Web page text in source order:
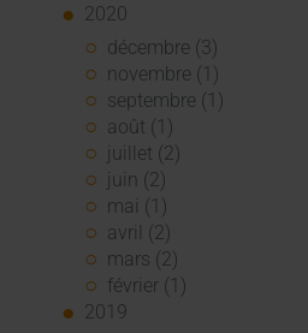
2020
décembre (3)
novembre (1)
septembre (1)
août (1)
juillet (2)
juin (2)
mai (1)
avril (2)
mars (2)
février (1)
2019